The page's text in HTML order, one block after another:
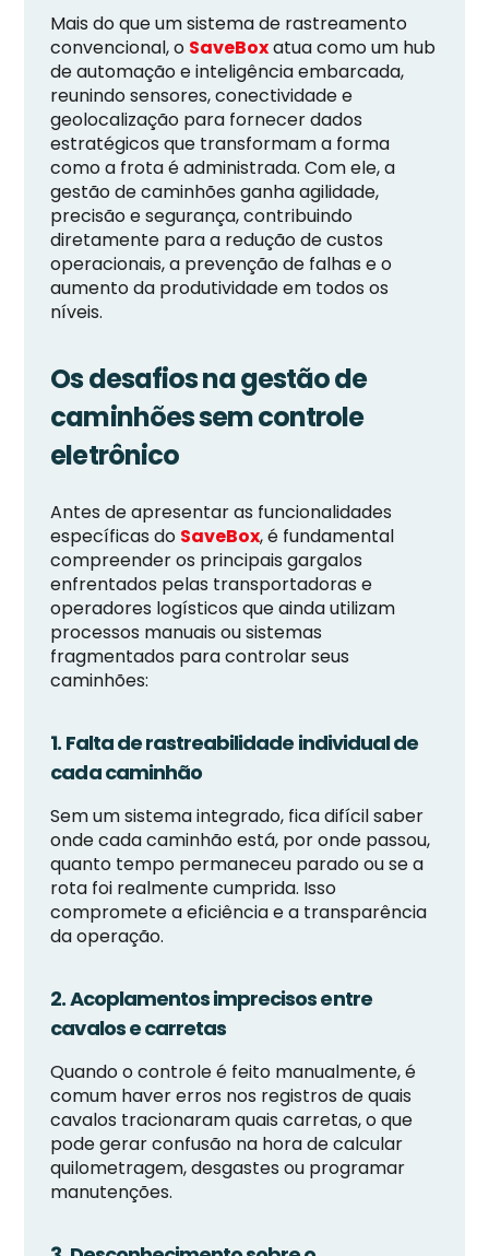
Mais do que um sistema de rastreamento
convencional, o SaveBoxatua como um hub
de automação e inteligência embarcada,
reunindo sensores, conectividade e
geolocalização para fornecer dados
estratégicos que transformam a forma
como a frota é administrada. Com ele, a
gestão de caminhões ganha agilidade,
precisão e segurança, contribuindo
diretamente para a redução de custos
operacionais, a prevenção de falhas e o
aumento da produtividade em todos os
níveis.
Os desafios na gestão de
caminhões sem controle
eletrônico
Antes de apresentar as funcionalidades
específicas do SaveBox, é fundamental
compreender os principais gargalos
enfrentados pelas transportadoras e
operadores logísticos que ainda utilizam
processos manuais ou sistemas
fragmentados para controlar seus
caminhões:
1. Falta de rastreabilidade individual de
cada caminhão
Sem um sistema integrado, fica difícil saber
onde cada caminhão está, por onde passou,
quanto tempo permaneceu parado ou se a
rota foi realmente cumprida. Isso
compromete a eficiência e a transparência
da operação.
2. Acoplamentos imprecisos entre
cavalos e carretas
Quando o controle é feito manualmente, é
comum haver erros nos registros de quais
cavalos tracionaram quais carretas, o que
pode gerar confusão na hora de calcular
quilometragem, desgastes ou programar
manutenções.